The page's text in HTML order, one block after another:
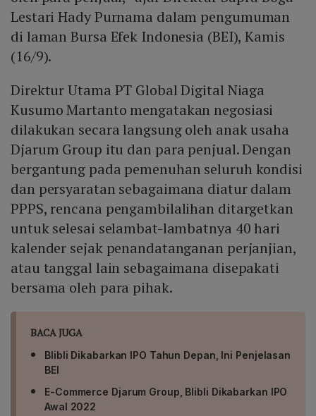
Lestari Hady Purnama dalam pengumuman
di laman Bursa Efek Indonesia (BEI), Kamis
(16/9).
Direktur Utama PT Global Digital Niaga
Kusumo Martanto mengatakan negosiasi
dilakukan secara langsung oleh anak usaha
Djarum Group itu dan para penjual. Dengan
bergantung pada pemenuhan seluruh kondisi
dan persyaratan sebagaimana diatur dalam
PPPS, rencana pengambilalihan ditargetkan
untuk selesai selambat-lambatnya 40 hari
kalender sejak penandatanganan perjanjian,
atau tanggal lain sebagaimana disepakati
bersama oleh para pihak.
BACA JUGA
Blibli Dikabarkan IPO Tahun Depan, Ini Penjelasan
BEI
E-Commerce Djarum Group, Blibli Dikabarkan IPO
Awal 2022